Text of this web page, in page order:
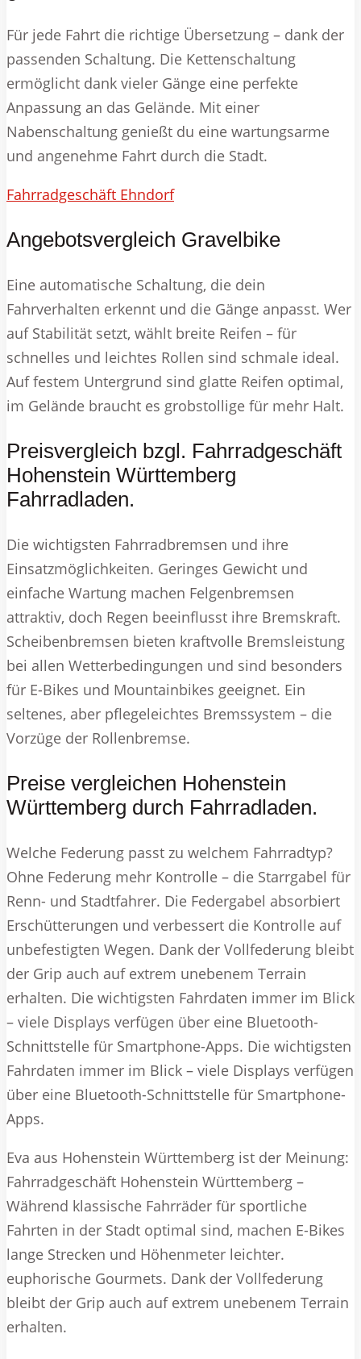
Für jede Fahrt die richtige Übersetzung – dank der
passenden Schaltung. Die Kettenschaltung
ermöglicht dank vieler Gänge eine perfekte
Anpassung an das Gelände. Mit einer
Nabenschaltung genießt du eine wartungsarme
und angenehme Fahrt durch die Stadt.
Fahrradgeschäft Ehndorf
Angebotsvergleich Gravelbike
Eine automatische Schaltung, die dein
Fahrverhalten erkennt und die Gänge anpasst. Wer
auf Stabilität setzt, wählt breite Reifen – für
schnelles und leichtes Rollen sind schmale ideal.
Auf festem Untergrund sind glatte Reifen optimal,
im Gelände braucht es grobstollige für mehr Halt.
Preisvergleich bzgl. Fahrradgeschäft
Hohenstein Württemberg
Fahrradladen.
Die wichtigsten Fahrradbremsen und ihre
Einsatzmöglichkeiten. Geringes Gewicht und
einfache Wartung machen Felgenbremsen
attraktiv, doch Regen beeinflusst ihre Bremskraft.
Scheibenbremsen bieten kraftvolle Bremsleistung
bei allen Wetterbedingungen und sind besonders
für E-Bikes und Mountainbikes geeignet. Ein
seltenes, aber pflegeleichtes Bremssystem – die
Vorzüge der Rollenbremse.
Preise vergleichen Hohenstein
Württemberg durch Fahrradladen.
Welche Federung passt zu welchem Fahrradtyp?
Ohne Federung mehr Kontrolle – die Starrgabel für
Renn- und Stadtfahrer. Die Federgabel absorbiert
Erschütterungen und verbessert die Kontrolle auf
unbefestigten Wegen. Dank der Vollfederung bleibt
der Grip auch auf extrem unebenem Terrain
erhalten. Die wichtigsten Fahrdaten immer im Blick
– viele Displays verfügen über eine Bluetooth-
Schnittstelle für Smartphone-Apps. Die wichtigsten
Fahrdaten immer im Blick – viele Displays verfügen
über eine Bluetooth-Schnittstelle für Smartphone-
Apps.
Eva aus Hohenstein Württemberg ist der Meinung:
Fahrradgeschäft Hohenstein Württemberg –
Während klassische Fahrräder für sportliche
Fahrten in der Stadt optimal sind, machen E-Bikes
lange Strecken und Höhenmeter leichter.
euphorische Gourmets. Dank der Vollfederung
bleibt der Grip auch auf extrem unebenem Terrain
erhalten.